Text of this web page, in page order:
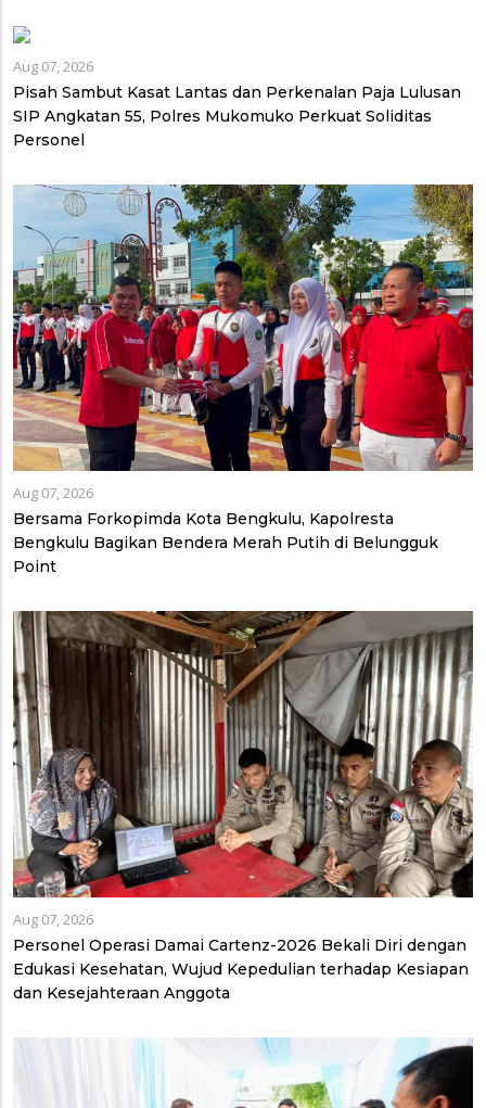
Aug 07, 2026
Pisah Sambut Kasat Lantas dan Perkenalan Paja Lulusan
SIP Angkatan 55, Polres Mukomuko Perkuat Soliditas
Personel
Aug 07, 2026
Bersama Forkopimda Kota Bengkulu, Kapolresta
Bengkulu Bagikan Bendera Merah Putih di Belungguk
Point
Aug 07, 2026
Personel Operasi Damai Cartenz-2026 Bekali Diri dengan
Edukasi Kesehatan, Wujud Kepedulian terhadap Kesiapan
dan Kesejahteraan Anggota